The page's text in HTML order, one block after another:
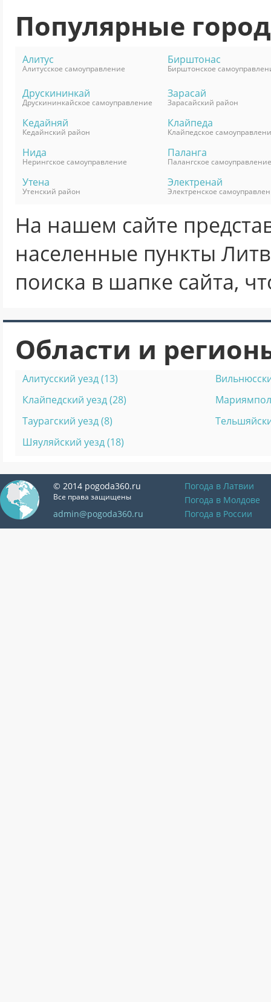
Популярные
Алитус
Алитусское самоуправление
Бирштонас
Бирштонское
Друскининкай
Друскининкайское самоуправление
Зарасай
Зарасайский район
Кедайняй
Кедайнский район
Клайпеда
Клайпедское
Нида
Нерингское самоуправление
Паланга
Палангское самоуправление
Утена
Утенский район
Электренай
Электренское
На нашем сайте
населенные пункты
поиска в шапке сайта,
Области и
Алитусский уезд (13)
Клайпедский уезд (28)
Таурагский уезд (8)
Шяуляйский уезд (18)
© 2014 pogoda360.ru
Все права защищены
admin@pogoda360.ru
Погода в Латвии
Погода в Молдове
Погода в России